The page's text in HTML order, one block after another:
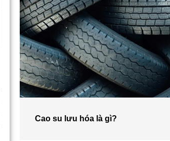
Cao su lưu hóa là gì?